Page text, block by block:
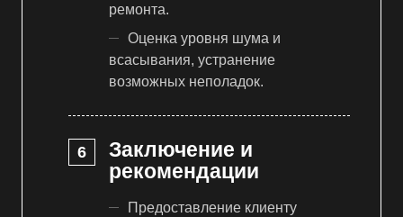
ремонта.
Оценка уровня шума и
всасывания, устранение
возможных неполадок.
Заключение и
рекомендации
Предоставление клиенту